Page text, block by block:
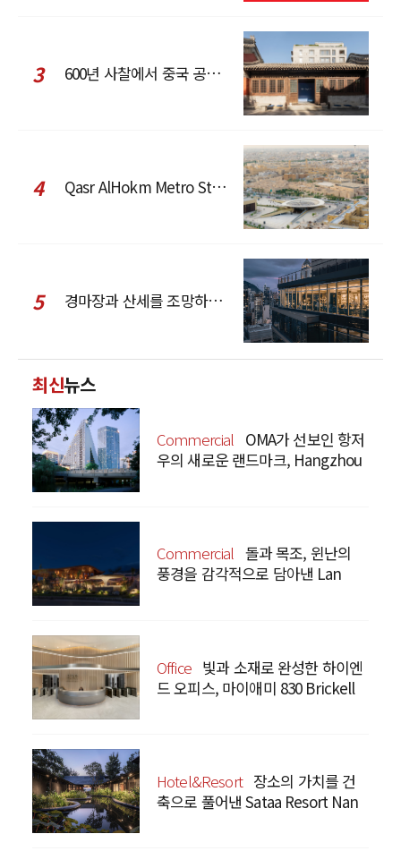
3 600년 사찰에서 중국 공예와 현대 패션을 직조한 ZARA x Fanglu Lin Pop-Up
4 Qasr AlHokm Metro Station, 구도심과 현대 공공 인프라의 접점을 제안하다
5 경마장과 산세를 조망하는 CCD Hong Kong Creative Center
최신뉴스
Commercial OMA가 선보인 항저
우의 새로운 랜드마크, Hangzhou
Commercial 돌과 목조, 윈난의
풍경을 감각적으로 담아낸 Lan
Office 빛과 소재로 완성한 하이엔
드 오피스, 마이애미 830 Brickell
Hotel&Resort 장소의 가치를 건
축으로 풀어낸 Sataa Resort Nan